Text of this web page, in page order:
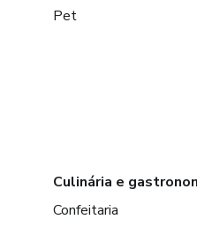
Pet
Culinária e
Confeitaria